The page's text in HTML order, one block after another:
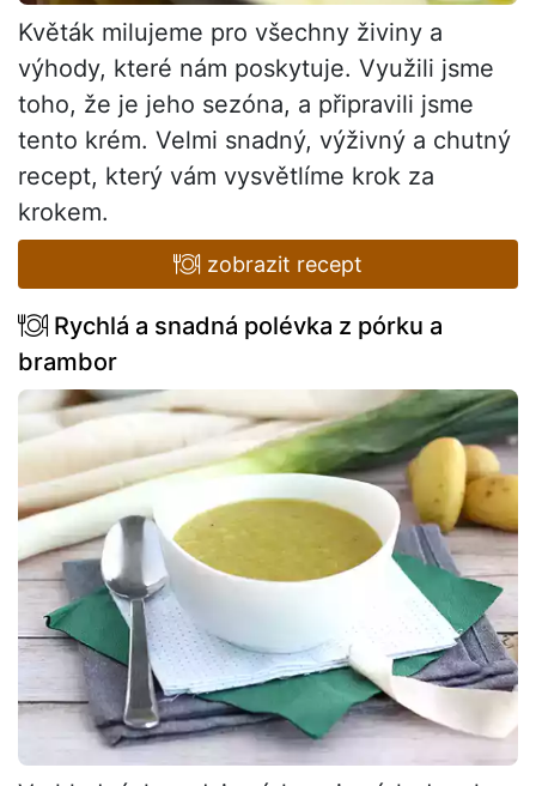
Květák milujeme pro všechny živiny a
výhody, které nám poskytuje. Využili jsme
toho, že je jeho sezóna, a připravili jsme
tento krém. Velmi snadný, výživný a chutný
recept, který vám vysvětlíme krok za
krokem.
zobrazit recept
Rychlá a snadná polévka z pórku a
brambor